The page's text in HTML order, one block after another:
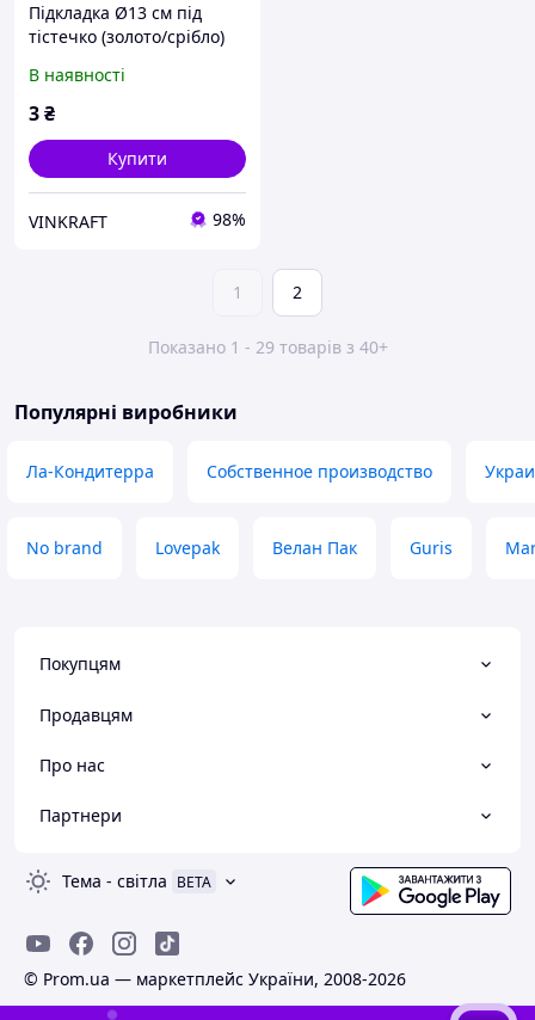
Підкладка Ø13 см під
тістечко (золото/срібло)
В наявності
3₴
Купити
VINKRAFT 98%
1 2
Показано 1 - 29 товарів з 40+
Популярні виробники
Ла-Кондитерра Собственное производство
No brand Lovepak Велан Пак Guris
Покупцям
Продавцям
Про нас
Партнери
Тема - світла BETA
© Prom.ua — маркетплейс України, 2008-2026